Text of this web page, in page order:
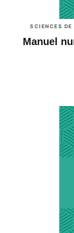
SCIENCES
Manuel